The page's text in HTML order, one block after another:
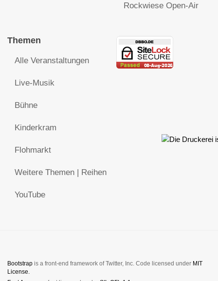
Rockwiese Open-Air
Themen
Alle Veranstaltungen
Live-Musik
Bühne
Kinderkram
Flohmarkt
Weitere Themen | Reihen
YouTube
Bootstrap is a front-end framework of Twitter, Inc. Code licensed under MIT
License.